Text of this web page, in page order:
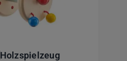
Holzspielzeug